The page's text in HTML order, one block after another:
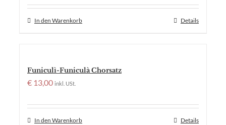
In den Warenkorb Details
Funiculì-Funiculà Chorsatz
€ 13,00 inkl. USt.
In den Warenkorb Details